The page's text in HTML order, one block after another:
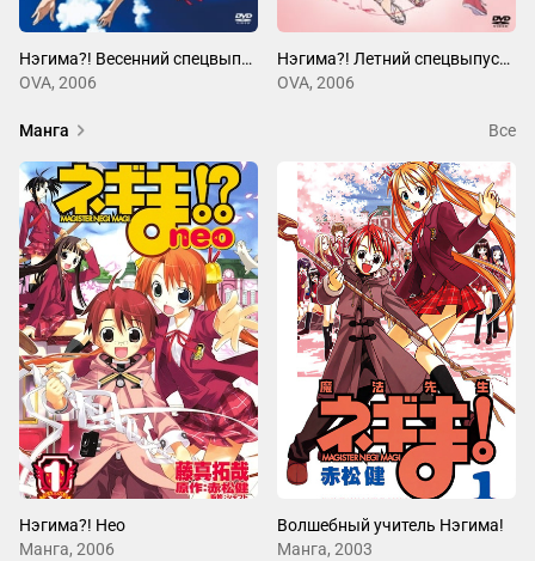
Нэгима?! Весенний спецвыпуск?!
OVA, 2006
Нэгима?! Летний спецвыпуск?!
OVA, 2006
Манга Все
Нэгима?! Нео
Манга, 2006
Волшебный учитель Нэгима!
Манга, 2003